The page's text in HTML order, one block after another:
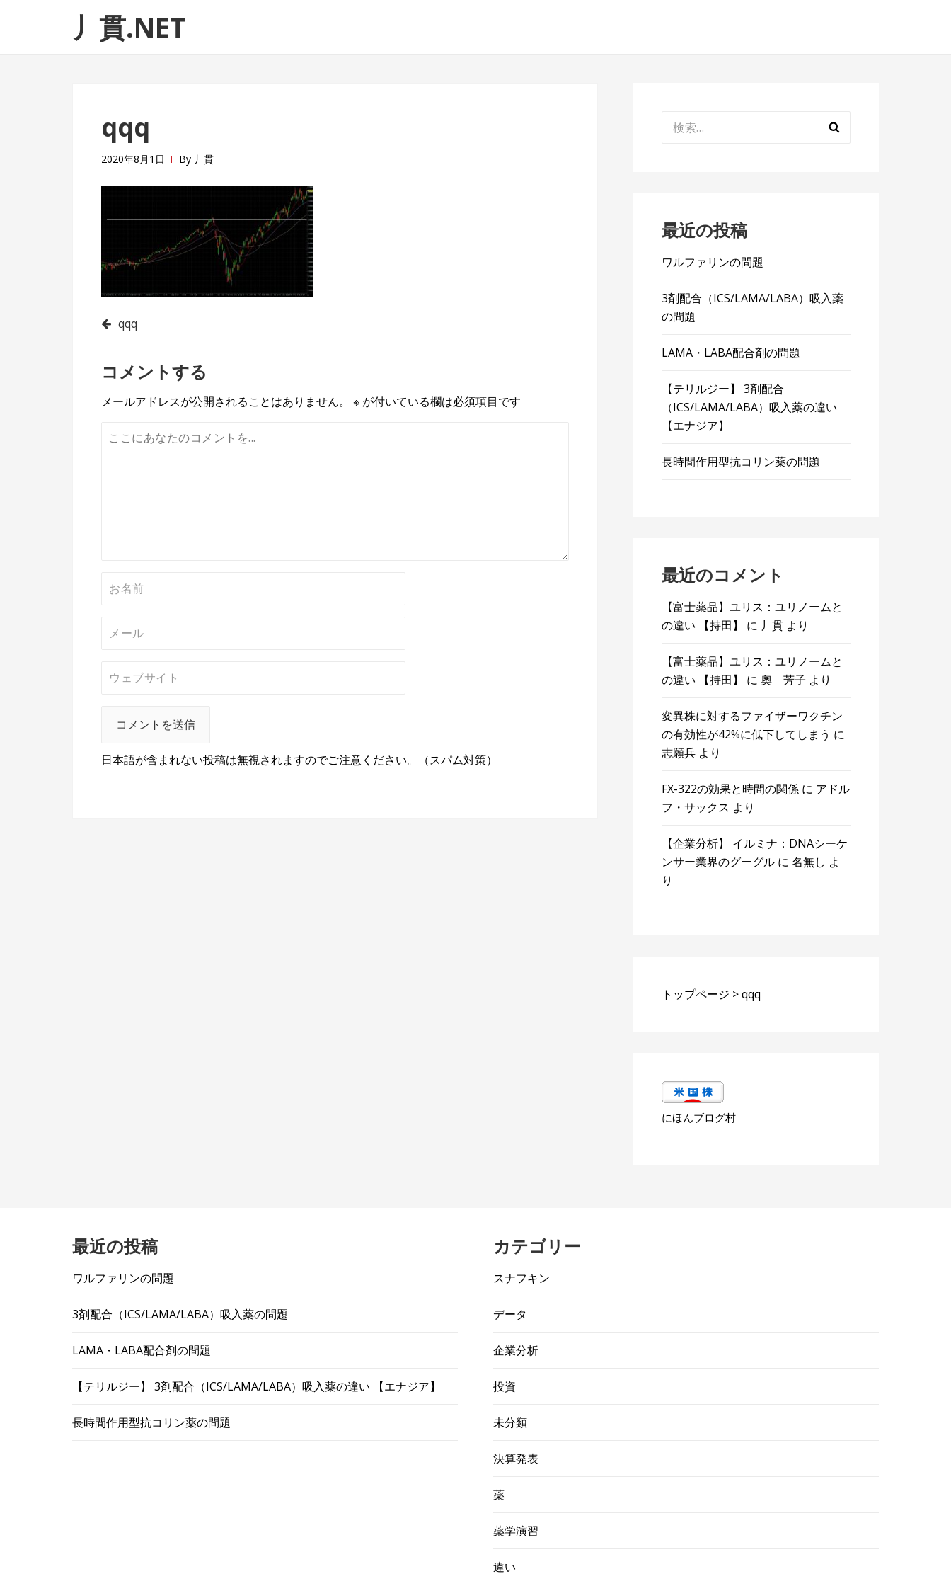
ゲ
テ丿貫.NET
qqq
2020年8月1日 By 丿貫
投
ナ
ビ
ゲ
qqq
コメントする
メールアドレスが公開されることはありません。 ※ が付いている欄は必須項目です
日本語が含まれない投稿は無視されますのでご注意ください。（スパム対策）
索:
最近の投稿
ワルファリンの問題
3剤配合（ICS/LAMA/LABA）吸入薬
の問題
LAMA・LABA配合剤の問題
【テリルジー】 3剤配合
（ICS/LAMA/LABA）吸入薬の違い
【エナジア】
長時間作用型抗コリン薬の問題
最近のコメント
【富士薬品】ユリス：ユリノームと
の違い 【持田】
に 丿貫 より
【富士薬品】ユリス：ユリノームと
の違い 【持田】
に奧 芳子 より
変異株に対するファイザーワクチン
の有効性が42%に低下してしまう に
志願兵 より
FX-322の効果と時間の関係 に アドル
フ・サックス より
【企業分析】 イルミナ：DNAシーケ
ンサー業界のグーグル に名無し よ
り
トップページ >qqq
にほんブログ村
最近の投稿
ワルファリンの問題
3剤配合（ICS/LAMA/LABA）吸入薬の問題
LAMA・LABA配合剤の問題
【テリルジー】 3剤配合（ICS/LAMA/LABA）吸入薬の違い 【エナジア】
長時間作用型抗コリン薬の問題
カテゴリー
スナフキン
データ
企業分析
投資
未分類
決算発表
薬
薬学演習
違い